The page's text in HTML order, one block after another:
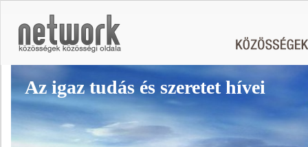
Az igaz tudás és szeretet hívei